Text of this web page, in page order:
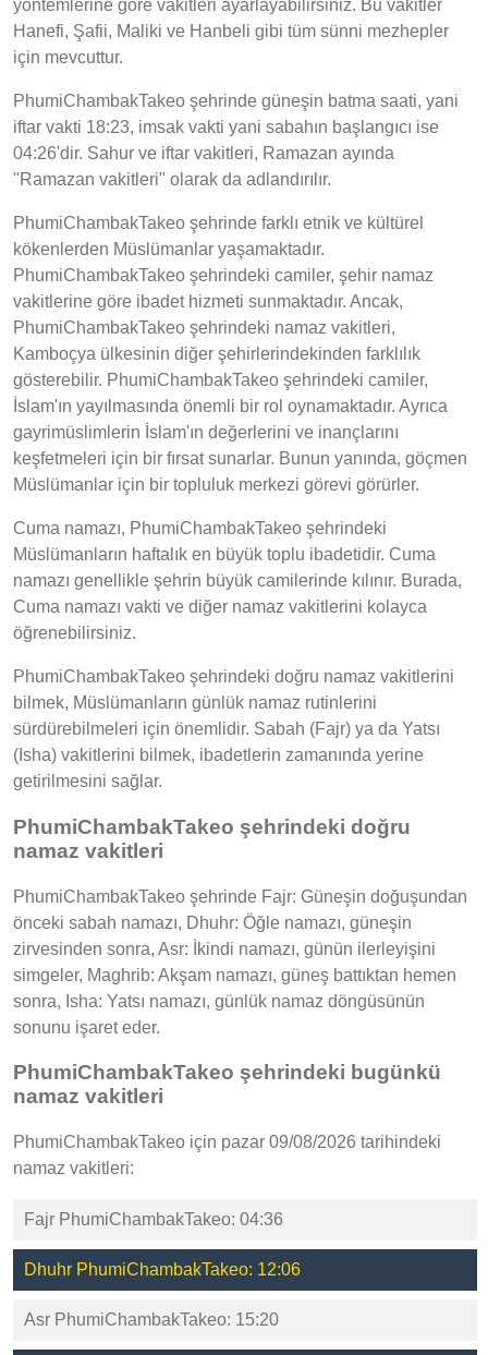
yöntemlerine göre vakitleri ayarlayabilirsiniz. Bu vakitler
Hanefi, Şafii, Maliki ve Hanbeli gibi tüm sünni mezhepler
için mevcuttur.
PhumiChambakTakeo şehrinde güneşin batma saati, yani
iftar vakti 18:23, imsak vakti yani sabahın başlangıcı ise
04:26'dir. Sahur ve iftar vakitleri, Ramazan ayında
"Ramazan vakitleri" olarak da adlandırılır.
PhumiChambakTakeo şehrinde farklı etnik ve kültürel
kökenlerden Müslümanlar yaşamaktadır.
PhumiChambakTakeo şehrindeki camiler, şehir namaz
vakitlerine göre ibadet hizmeti sunmaktadır. Ancak,
PhumiChambakTakeo şehrindeki namaz vakitleri,
Kamboçya ülkesinin diğer şehirlerindekinden farklılık
gösterebilir. PhumiChambakTakeo şehrindeki camiler,
İslam'ın yayılmasında önemli bir rol oynamaktadır. Ayrıca
gayrimüslimlerin İslam'ın değerlerini ve inançlarını
keşfetmeleri için bir fırsat sunarlar. Bunun yanında, göçmen
Müslümanlar için bir topluluk merkezi görevi görürler.
Cuma namazı, PhumiChambakTakeo şehrindeki
Müslümanların haftalık en büyük toplu ibadetidir. Cuma
namazı genellikle şehrin büyük camilerinde kılınır. Burada,
Cuma namazı vakti ve diğer namaz vakitlerini kolayca
öğrenebilirsiniz.
PhumiChambakTakeo şehrindeki doğru namaz vakitlerini
bilmek, Müslümanların günlük namaz rutinlerini
sürdürebilmeleri için önemlidir. Sabah (Fajr) ya da Yatsı
(Isha) vakitlerini bilmek, ibadetlerin zamanında yerine
getirilmesini sağlar.
PhumiChambakTakeo şehrindeki doğru
namaz vakitleri
PhumiChambakTakeo şehrinde Fajr: Güneşin doğuşundan
önceki sabah namazı, Dhuhr: Öğle namazı, güneşin
zirvesinden sonra, Asr: İkindi namazı, günün ilerleyişini
simgeler, Maghrib: Akşam namazı, güneş battıktan hemen
sonra, Isha: Yatsı namazı, günlük namaz döngüsünün
sonunu işaret eder.
PhumiChambakTakeo şehrindeki bugünkü
namaz vakitleri
PhumiChambakTakeo için pazar 09/08/2026 tarihindeki
namaz vakitleri:
Fajr PhumiChambakTakeo: 04:36
Dhuhr PhumiChambakTakeo: 12:06
Asr PhumiChambakTakeo: 15:20